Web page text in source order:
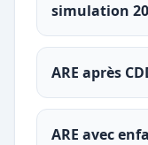
simulation
ARE après
ARE avec